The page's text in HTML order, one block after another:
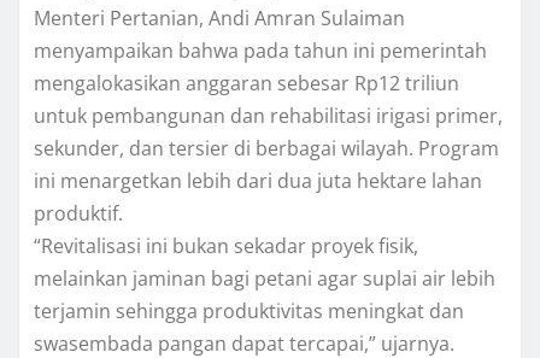
Menteri Pertanian, Andi Amran Sulaiman
menyampaikan bahwa pada tahun ini pemerintah
mengalokasikan anggaran sebesar Rp12 triliun
untuk pembangunan dan rehabilitasi irigasi primer,
sekunder, dan tersier di berbagai wilayah. Program
ini menargetkan lebih dari dua juta hektare lahan
produktif.
“Revitalisasi ini bukan sekadar proyek fisik,
melainkan jaminan bagi petani agar suplai air lebih
terjamin sehingga produktivitas meningkat dan
swasembada pangan dapat tercapai,” ujarnya.